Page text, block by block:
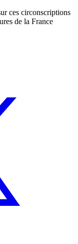
ces circonscriptions
de la France